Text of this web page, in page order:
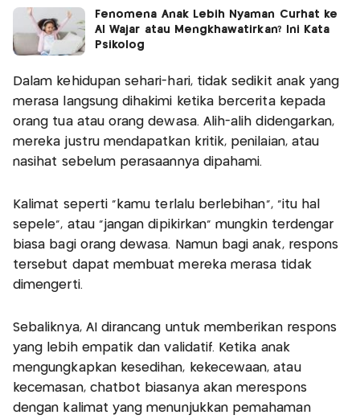
Fenomena Anak Lebih Nyaman Curhat ke
AI Wajar atau Mengkhawatirkan? Ini Kata
Psikolog
Dalam kehidupan sehari-hari, tidak sedikit anak yang
merasa langsung dihakimi ketika bercerita kepada
orang tua atau orang dewasa. Alih-alih didengarkan,
mereka justru mendapatkan kritik, penilaian, atau
nasihat sebelum perasaannya dipahami.
Kalimat seperti "kamu terlalu berlebihan", "itu hal
sepele", atau "jangan dipikirkan" mungkin terdengar
biasa bagi orang dewasa. Namun bagi anak, respons
tersebut dapat membuat mereka merasa tidak
dimengerti.
Sebaliknya, AI dirancang untuk memberikan respons
yang lebih empatik dan validatif. Ketika anak
mengungkapkan kesedihan, kekecewaan, atau
kecemasan, chatbot biasanya akan merespons
dengan kalimat yang menunjukkan pemahaman